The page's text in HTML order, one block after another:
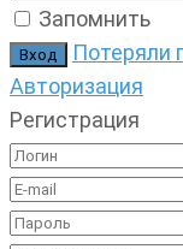
Запомнить
Потеряли
Авторизация
Регистрация